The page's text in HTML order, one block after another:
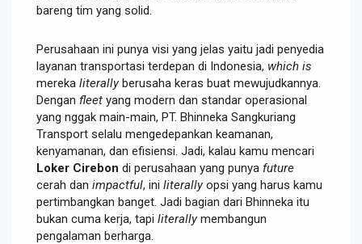
bareng tim yang solid.
Perusahaan ini punya visi yang jelas yaitu jadi penyedia
layanan transportasi terdepan di Indonesia, which is
mereka literallyberusaha keras buat mewujudkannya.
Dengan fleet yang modern dan standar operasional
yang nggak main-main, PT. Bhinneka Sangkuriang
Transport selalu mengedepankan keamanan,
kenyamanan, dan efisiensi. Jadi, kalau kamu mencari
Loker Cirebon di perusahaan yang punya future
cerah dan impactful, ini literallyopsi yang harus kamu
pertimbangkan banget. Jadi bagian dari Bhinneka itu
bukan cuma kerja, tapi literallymembangun
pengalaman berharga.